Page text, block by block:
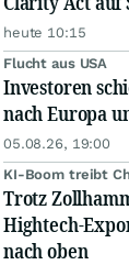
heute 10:15
Flucht aus USA
Investoren
nach Europa
05.08.26, 19:00
KI-Boom treibt
Trotz
Hightech-
nach oben